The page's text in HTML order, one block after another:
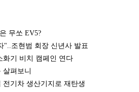
무쏘 EV5?
"..조현범 회장 신년사 발표
화기 비치 캠페인 연다
살펴보니
기차 생산기지로 재탄생